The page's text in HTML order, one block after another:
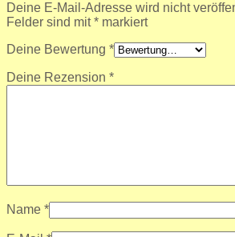
Deine E-Mail-Adresse wird nicht
Felder sind mit* markiert
Deine Bewertung *
Deine Rezension *
Name *